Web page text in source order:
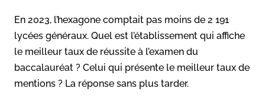
En 2023, l’hexagone comptait pas moins de 2 191
lycées généraux. Quel est l’établissement qui affiche
le meilleur taux de réussite à l’examen du
baccalauréat ? Celui qui présente le meilleur taux de
mentions ? La réponse sans plus tarder.